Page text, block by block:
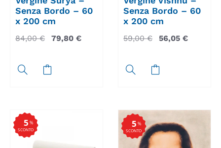
Senza Bordo – 60
x 200 cm
84,00€ 79,80 €
Senza Bordo – 60
x 200 cm
59,00€ 56,05 €
%
SCONTO
5 %
SCONTO
5